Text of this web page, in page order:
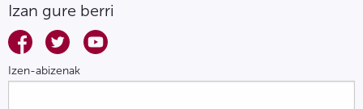
Izan gure berri
Izen-abizenak